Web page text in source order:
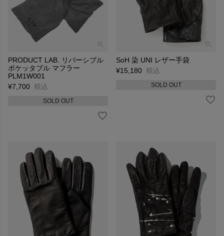
PRODUCT LAB. リバーシブル
ポケッタブル マフラー
PLM1W001
¥7,700 税込
SOLD OUT
SoH 染 UNI レザー手袋
¥15,180 税込
SOLD OUT